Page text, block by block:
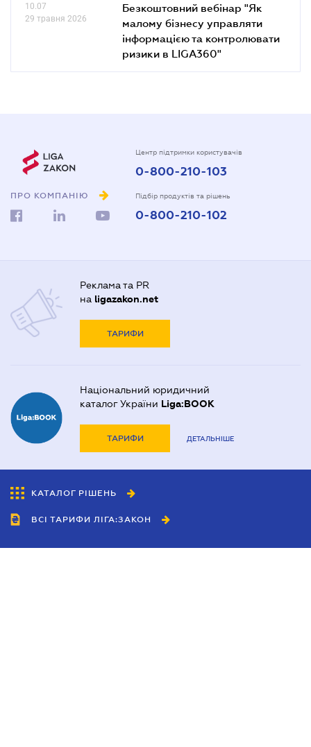
10.07
29 травня 2026
Безкоштовний вебінар "Як
малому бізнесу управляти
інформацією та контролювати
ризики в LIGA360"
ПРО КОМПАНІЮ
Центр підтримки користувачів
0-800-210-103
Підбір продуктів та рішень
0-800-210-102
Реклама та PR
на ligazakon.net
ТАРИФИ
Національний юридичний
каталог України Liga:BOOK
ТАРИФИ ДЕТАЛЬНІШЕ
КАТАЛОГ РІШЕНЬ
ВСІ ТАРИФИ ЛІГА:ЗАКОН